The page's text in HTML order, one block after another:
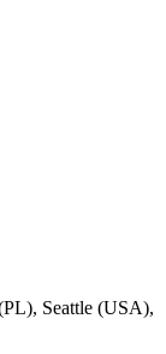
Seattle (USA),